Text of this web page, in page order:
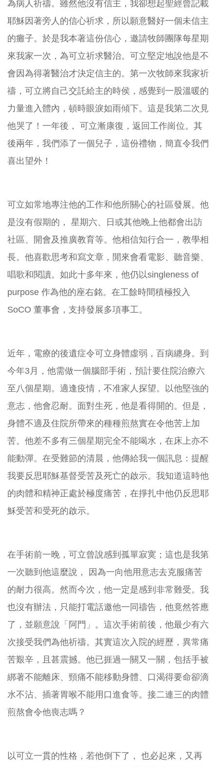
為病人祈禱。雖然他沒有信主，我卻想起聖經曾記載
耶穌因著旁人的信心祈求，所以願意醫好一個未信主
的癱子。於是我本著這份信心，邀請牧師團隊每星期
來我家一次，為可立祈求醫治。可立堅定地說他是不
會因為得著醫治才決定信主的。第一次牧師來我家祈
禱，可立將自己交託給主的時侯，感覺到一股溫暖的
力量進入體內，頓時眼淚如雨傾下。這是我第二次見
他哭了！一年後， 可立漸康復，返回工作崗位。其
後兩年，我們添了一個兒子，這份禮物，簡直令我們
喜出望外！
可立如常地專注他的工作和他所關心的社區發展。他
是沒有假期的， 星期六、日或其他晚上他都會出訪
社區、開會及推廣教育等。他相信知行合一，教學相
長。他喜歡思考和寫文章，閒來會看電影、聽音樂、
唱歌和閱讀。如此十多年來，他仍以singleness of
purpose 作為他的座右銘。在工餘時間積極投入
SoCO 董事會，支持發展多項事工。
近年，電療的後遺症令可立身體虛弱，百病纏身。到
今年3月，他需做一個腦部手術，預計要住院治療六
至八個星期。適逢疫情，不准家人探望。以他堅強的
意志，他會忍耐。面對生死，他是看得開的。但是，
身體不適及住院所帶來的種種煎熬實在令他苦上加
苦。他差不多有三個星期完全不能喝水，在床上亦不
能動彈。在受難節的清晨，他傳給我一個訊息：提醒
我要反思耶穌基督受苦及死亡的啟示。我知道這時他
的肉體和精神正處於極度痛苦，在掙扎中他仍反思耶
穌受苦和受死的啟示。
在手術前一晚，可立曾說感到孤單寂寞；這也是我第
一次聽到他這麼說， 因為一向他用意志去克服痛苦
的耐力很高。然而今次，他一定是感到非常難受。我
也沒有辦法，只能打電話邀他一同禱告，他竟然答應
了，並願意說「阿門」。這次手術前後，他最少有六
次接受我們為他祈禱。其實這次入院的經歷，異常痛
苦艱辛，且甚震撼。他已捱過一關又一關，包括手被
綁著不能離床、頸痛不能移動身體、口渴得要命卻滴
水不沾、插著胃喉不能用口進食等。接二連三的肉體
煎熬會令他喪志嗎？
以可立一貫的性格，若他倒下了， 也必起來，又再